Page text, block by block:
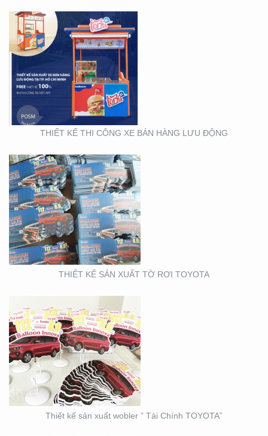
THIẾT KẾ THI CÔNG XE BÁN HÀNG LƯU ĐỘNG
THIẾT KẾ SẢN XUẤT TỜ
RƠI TOYOTA
THIẾT KẾ SẢN XUẤT TỜ RƠI TOYOTA
THIẾT KẾ SẢN XUẤT
WOBLER ” TÀI CHÍNH
TOYOTA”
Thiết kế sản xuất wobler ” Tài Chính TOYOTA”
THIẾT KẾ THI CÔNG
CỦA HÀNG THỰC PHẨM
AN TOÀN GOOD EARTH
FOOD